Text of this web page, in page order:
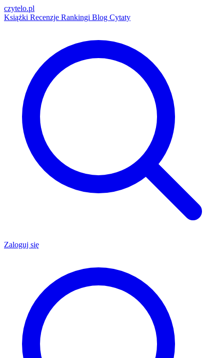
czytelo.pl
Książki Recenzje Rankingi Blog Cytaty
Zaloguj się